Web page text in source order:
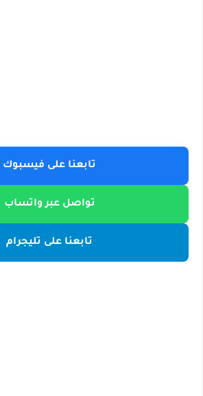
تابعنا على فيسبوك
تواصل عبر واتساب
تابعنا على تليجرام